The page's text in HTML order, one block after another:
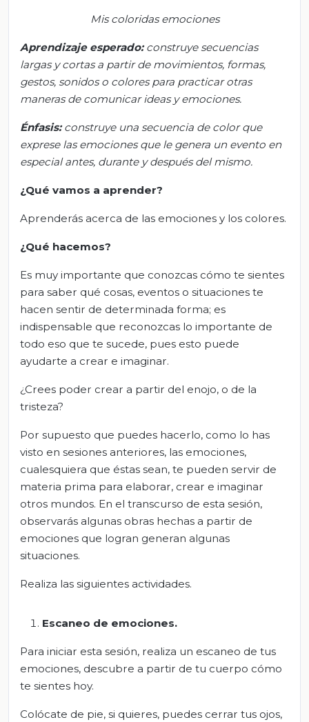
Mis coloridas emociones
Aprendizaje esperado:construye secuencias
largas y cortas a partir de movimientos, formas,
gestos, sonidos o colores para practicar otras
maneras de comunicar ideas y emociones.
Énfasis: construye una secuencia de color que
exprese las emociones que le genera un evento en
especial antes, durante y después del mismo.
¿Qué vamos a aprender?
Aprenderás acerca de las emociones y los colores.
¿Qué hacemos?
Es muy importante que conozcas cómo te sientes
para saber qué cosas, eventos o situaciones te
hacen sentir de determinada forma; es
indispensable que reconozcas lo importante de
todo eso que te sucede, pues esto puede
ayudarte a crear e imaginar.
¿Crees poder crear a partir del enojo, o de la
tristeza?
Por supuesto que puedes hacerlo, como lo has
visto en sesiones anteriores, las emociones,
cualesquiera que éstas sean, te pueden servir de
materia prima para elaborar, crear e imaginar
otros mundos. En el transcurso de esta sesión,
observarás algunas obras hechas a partir de
emociones que logran generan algunas
situaciones.
Realiza las siguientes actividades.
Escaneo de emociones.
Para iniciar esta sesión, realiza un escaneo de tus
emociones, descubre a partir de tu cuerpo cómo
te sientes hoy.
Colócate de pie, si quieres, puedes cerrar tus ojos,